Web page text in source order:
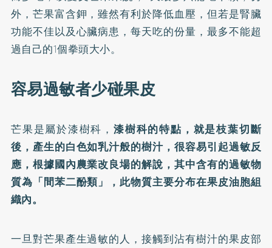
外，芒果富含鉀，雖然有利於降低血壓，但若是腎臟
功能不佳以及心臟病患，每天吃的份量，最多不能超
過自己的1個拳頭大小。
容易過敏者少碰果皮
芒果是屬於漆樹科，漆樹科的特點，就是枝葉切斷
後，產生的白色如乳汁般的樹汁，很容易引起過敏反
應，根據國內農業改良場的解說，其中含有的過敏物
質為「間苯二酚類」，此物質主要分布在果皮油胞組
織內。
一旦對芒果產生過敏的人，接觸到沾有樹汁的果皮部